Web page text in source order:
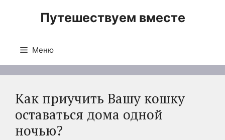
Путешествуем вместе
Меню
Как приучить Вашу кошку
оставаться дома одной
ночью?